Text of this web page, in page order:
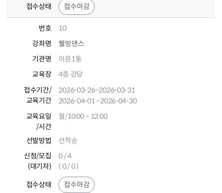
접수상태 접수마감
번호
10
강좌명
웰빙댄스
기관명
이문1동
교육장
4층 강당
접수기간/
교육기간
2026-03-26~2026-03-31
2026-04-01 ~2026-04-30
교육요일
/시간
월/10:00 ~ 12:00
선발방법
선착순
신청/모집
(대기자)
0 / 4
( 0 / 0 )
접수상태 접수마감